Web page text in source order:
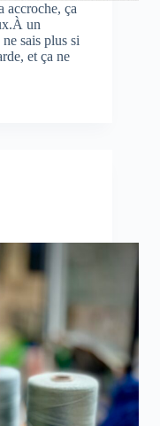
accroche, ça
un
sais plus si
et ça ne